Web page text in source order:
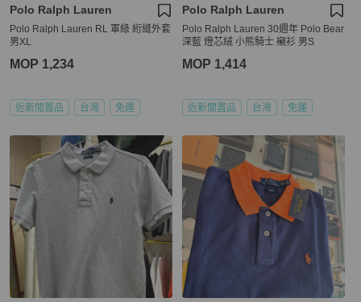
Polo Ralph Lauren
Polo Ralph Lauren RL 軍綠 絎縫外套
男XL
MOP 1,234
近新閒置品 台灣 免運
Polo Ralph Lauren
Polo Ralph Lauren 30週年 Polo Bear
深藍 燈芯絨 小熊騎士 襯衫 男S
MOP 1,414
近新閒置品 台灣 免運